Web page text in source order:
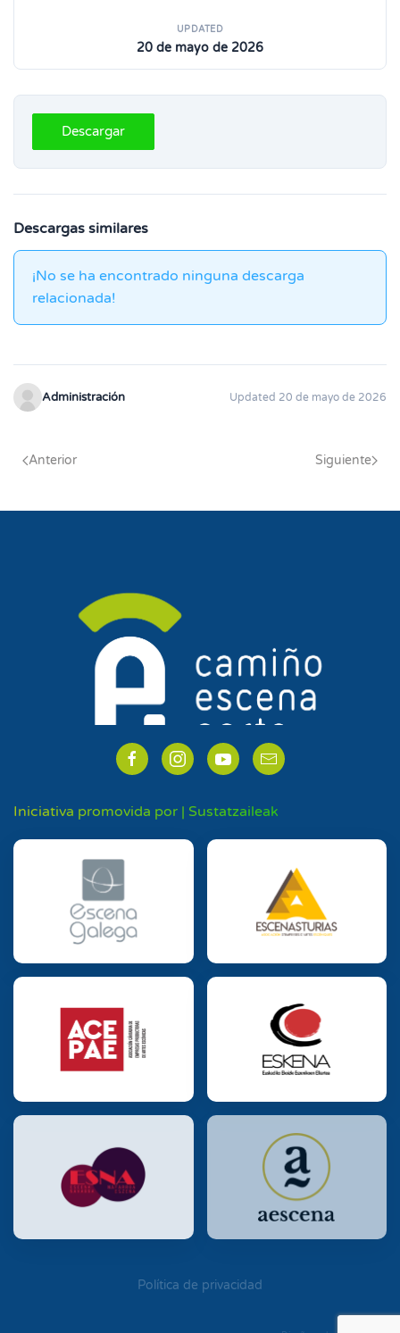
UPDATED
20 de mayo de 2026
Descargar
Descargas similares
¡No se ha encontrado ninguna descarga
relacionada!
Administración Updated 20 de mayo de 2026
Anterior Siguiente
Iniciativa promovida por | Sustatzaileak
Política de privacidad